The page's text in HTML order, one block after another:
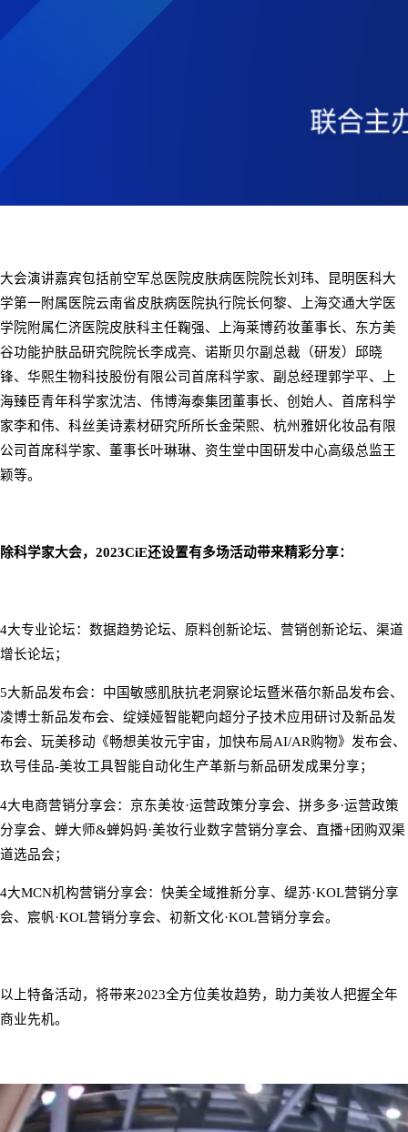
大会演讲嘉宾包括前空军总医院皮肤病医院院长刘玮、昆明医科大
学第一附属医院云南省皮肤病医院执行院长何黎、上海交通大学医
学院附属仁济医院皮肤科主任鞠强、上海莱博药妆董事长、东方美
谷功能护肤品研究院院长李成亮、诺斯贝尔副总裁（研发）邱晓
锋、华熙生物科技股份有限公司首席科学家、副总经理郭学平、上
海臻臣青年科学家沈洁、伟博海泰集团董事长、创始人、首席科学
家李和伟、科丝美诗素材研究所所长金荣熙、杭州雅妍化妆品有限
公司首席科学家、董事长叶琳琳、资生堂中国研发中心高级总监王
颖等。
除科学家大会， 2023CiE还设置有多场活动带来精彩分享：
4大专业论坛： 数据趋势论坛、原料创新论坛、营销创新论坛、渠道
增长论坛；
5大新品发布会： 中国敏感肌肤抗老洞察论坛暨米蓓尔新品发布会、
凌博士新品发布会、 绽媄娅智能靶向超分子技术应用研讨及新品发
布会、 玩美移动《畅想美妆元宇宙，加快布局AI/AR购物》发布会、
玖号佳品-美妆工具智能自动化生产革新与新品研发成果分享；
4大电商营销分享会： 京东美妆·运营政策分享会、拼多多·运营政策
分享会、 蝉大师&蝉妈妈·美妆行业数字营销分享会、直播+团购双渠
道选品会；
4大MCN机构营销分享会： 快美全域推新分享、缇苏·KOL营销分享
会、宸帆·KOL营销分享会、初新文化·KOL营销分享会。
以上特备活动，将带来2023全方位美妆趋势，助力美妆人把握全年
商业先机。